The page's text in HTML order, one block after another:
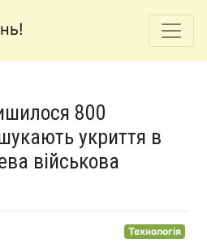
800
укриття в
військова
Технологія